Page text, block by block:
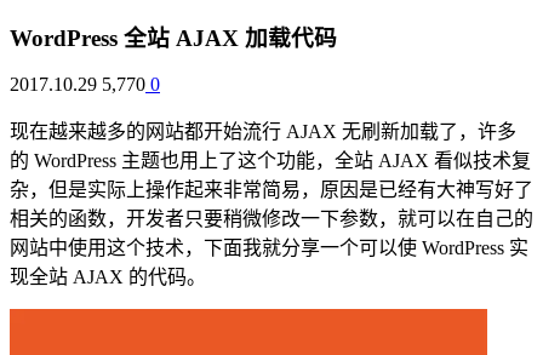
WordPress 全站 AJAX 加载代码
2017.10.29 5,770 0
现在越来越多的网站都开始流行 AJAX 无刷新加载了，许多
的 WordPress 主题也用上了这个功能，全站 AJAX 看似技术复
杂，但是实际上操作起来非常简易，原因是已经有大神写好了
相关的函数，开发者只要稍微修改一下参数，就可以在自己的
网站中使用这个技术，下面我就分享一个可以使 WordPress 实
现全站 AJAX 的代码。